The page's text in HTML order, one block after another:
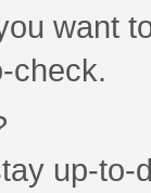
want
check.
up-